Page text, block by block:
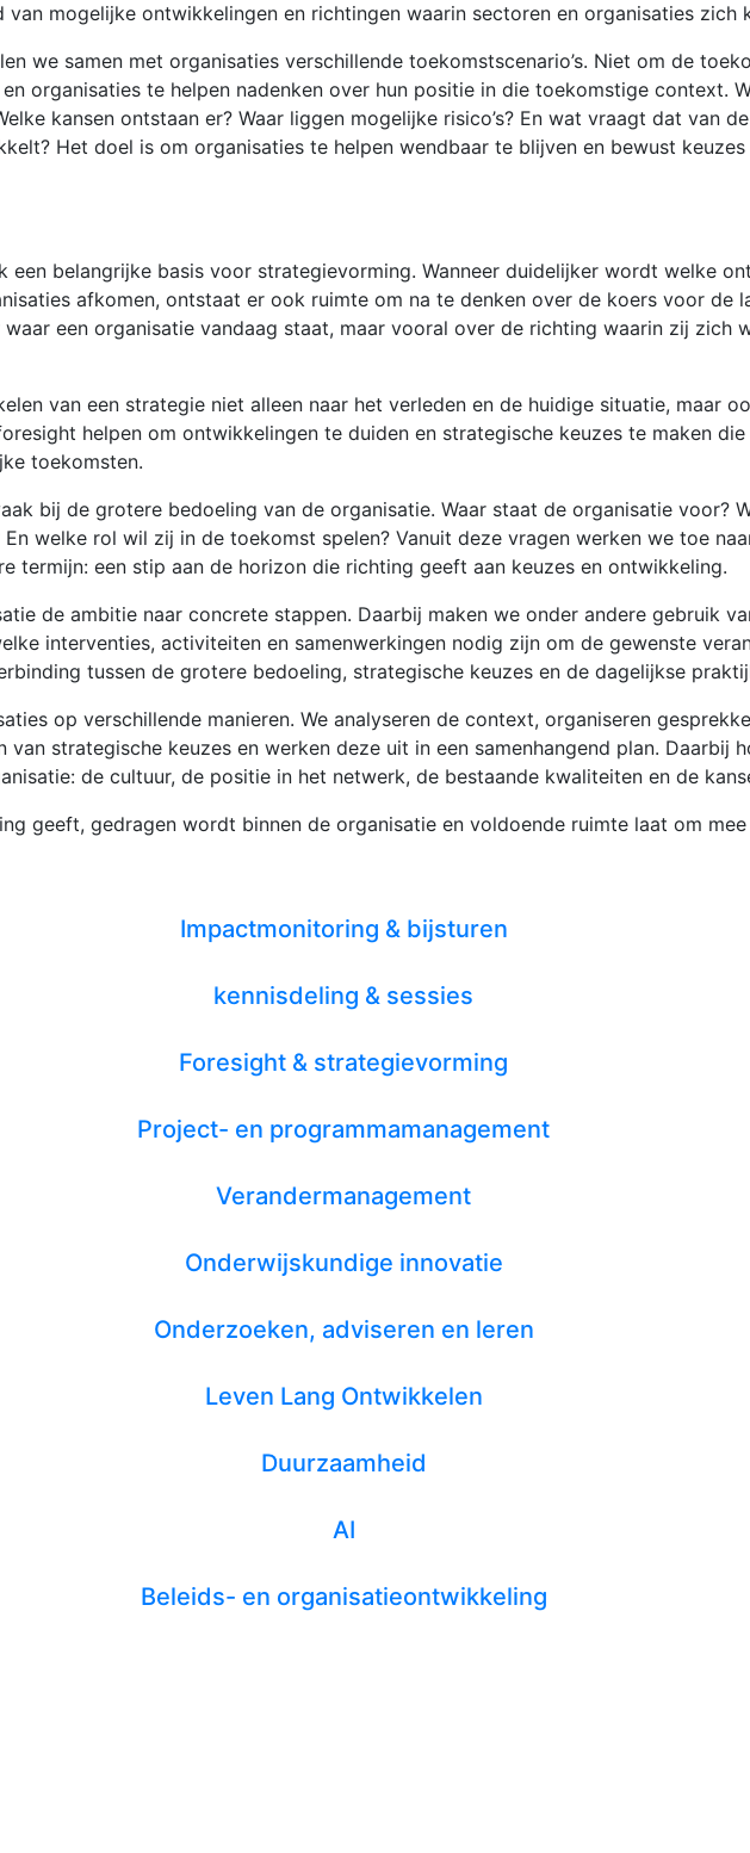
mogelijke ontwikkelingen en richtingen waarin sectoren en organisaties zich
we samen met organisaties verschillende toekomstscenario’s. Niet om de
organisaties te helpen nadenken over hun positie in die toekomstige context.
kansen ontstaan er? Waar liggen mogelijke risico’s? En wat vraagt dat van
Het doel is om organisaties te helpen wendbaar te blijven en bewust keuzes
een belangrijke basis voor strategievorming. Wanneer duidelijker wordt welke
afkomen, ontstaat er ook ruimte om na te denken over de koers voor de
een organisatie vandaag staat, maar vooral over de richting waarin zij zich
van een strategie niet alleen naar het verleden en de huidige situatie, maar
helpen om ontwikkelingen te duiden en strategische keuzes te maken
toekomsten.
bij de grotere bedoeling van de organisatie. Waar staat de organisatie voor?
welke rol wil zij in de toekomst spelen? Vanuit deze vragen werken we toe
termijn: een stip aan de horizon die richting geeft aan keuzes en ontwikkeling.
de ambitie naar concrete stappen. Daarbij maken we onder andere gebruik
interventies, activiteiten en samenwerkingen nodig zijn om de gewenste
tussen de grotere bedoeling, strategische keuzes en de dagelijkse
op verschillende manieren. We analyseren de context, organiseren
strategische keuzes en werken deze uit in een samenhangend plan. Daarbij
de cultuur, de positie in het netwerk, de bestaande kwaliteiten en de
geeft, gedragen wordt binnen de organisatie en voldoende ruimte laat om
Impactmonitoring & bijsturen
kennisdeling & sessies
Foresight & strategievorming
Project- en programmamanagement
Verandermanagement
Onderwijskundige innovatie
Onderzoeken, adviseren en leren
Leven Lang Ontwikkelen
Duurzaamheid
AI
Beleids- en organisatieontwikkeling